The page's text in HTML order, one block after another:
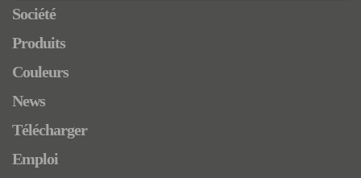
Société
Produits
Couleurs
News
Télécharger
Emploi